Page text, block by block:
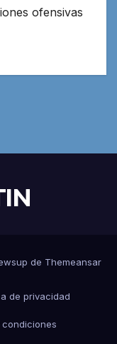
ofensivas
de Themeansar
de privacidad
condiciones